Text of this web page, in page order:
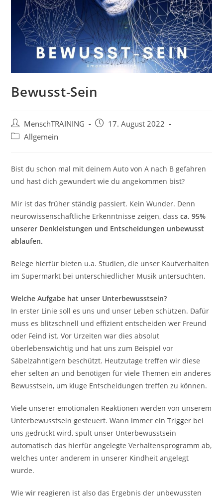
Bewusst-Sein
Beitrags-
Autor:
MenschTRAINING
Beitrag17. August 2022
Beitrags-
Allgemein
Bist du schon mal mit deinem Auto von A nach B gefahren
und hast dich gewundert wie du angekommen bist?
Mir ist das früher ständig passiert. Kein Wunder. Denn
neurowissenschaftliche Erkenntnisse zeigen, dassca. 95%
unserer Denkleistungen und Entscheidungen unbewusst
ablaufen.
Belege hierfür bieten u.a. Studien, die unser Kaufverhalten
im Supermarkt bei unterschiedlicher Musik untersuchten.
Welche Aufgabe hat unser Unterbewusstsein?
In erster Linie soll es uns und unser Leben schützen. Dafür
muss es blitzschnell und effizient entscheiden wer Freund
oder Feind ist. Vor Urzeiten war dies absolut
überlebenswichtig und hat uns zum Beispiel vor
Säbelzahntigern beschützt. Heutzutage treffen wir diese
eher selten an und benötigen für viele Themen ein anderes
Bewusstsein, um kluge Entscheidungen treffen zu können.
Viele unserer emotionalen Reaktionen werden von unserem
Unterbewusstsein gesteuert. Wann immer ein Trigger bei
uns gedrückt wird, spult unser Unterbewusstsein
automatisch das hierfür angelegte Verhaltensprogramm ab,
welches unter anderem in unserer Kindheit angelegt
wurde.
Wie wir reagieren ist also das Ergebnis der unbewussten